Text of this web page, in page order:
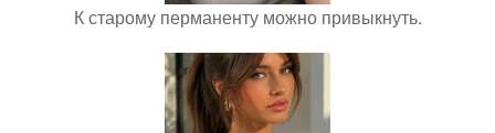
К старому перманенту можно привыкнуть.